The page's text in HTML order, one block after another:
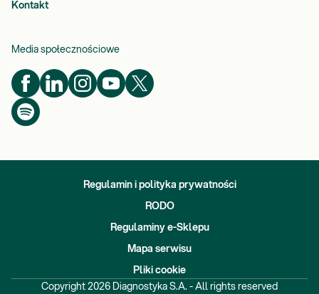
Kontakt
Media społecznościowe
Regulamin i polityka prywatności
RODO
Regulaminy e-Sklepu
Mapa serwisu
Pliki cookie
Copyright 2026 Diagnostyka S.A. - All rights reserved